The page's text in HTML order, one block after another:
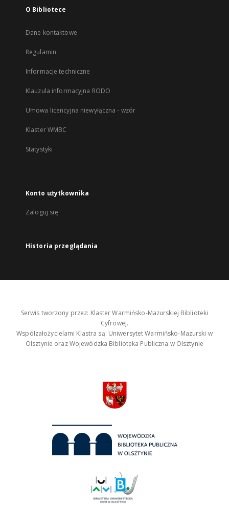
O Bibliotece
Dane kontaktowe
Regulamin
Informacje techniczne
Klauzula informacyjna RODO
Umowa licencyjna niewyłączna - wzór
Klaster WMBC
Statystyki
Konto użytkownika
Zaloguj się
Historia przeglądania
Serwis tworzony przez: Klaster Warmińsko-Mazurskiej Biblioteki
Cyfrowej.
Współzałożycielami Klastra są: Uniwersytet Warmińsko-Mazurski w
Olsztynie oraz Wojewódzka Biblioteka Publiczna w Olsztynie